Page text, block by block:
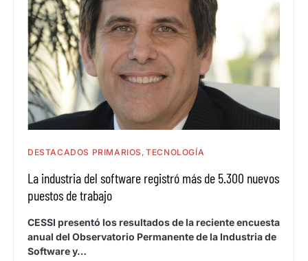
DESTACADOS PRIMARIOS TECNOLOGÍA
La industria del software registró más de 5.300 nuevos
puestos de trabajo
CESSI presentó los resultados de la reciente encuesta
anual del Observatorio Permanente de la Industria de
Software y…